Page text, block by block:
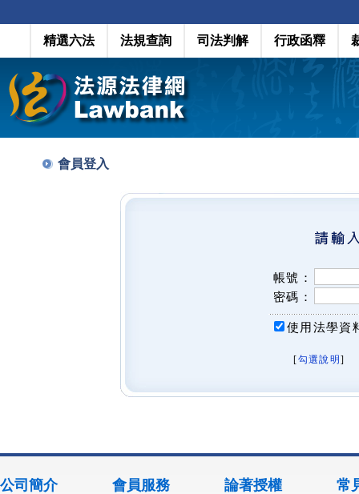
精選六法 法規查詢 司法判解 行政函釋
會員登入
帳號：
密碼：
使用法學資
[勾選說明 ]
公司簡介 會員服務 論著授權 常